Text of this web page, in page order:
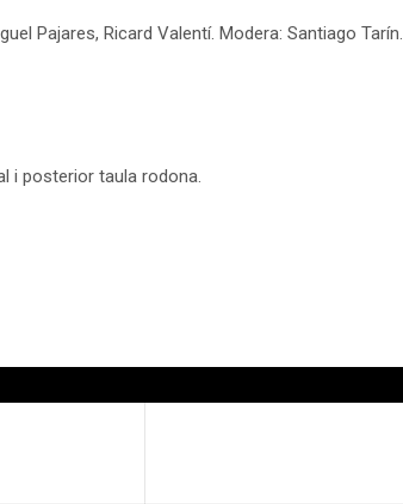
Pajares, Ricard Valentí. Modera: Santiago Tarín.
i posterior taula rodona.